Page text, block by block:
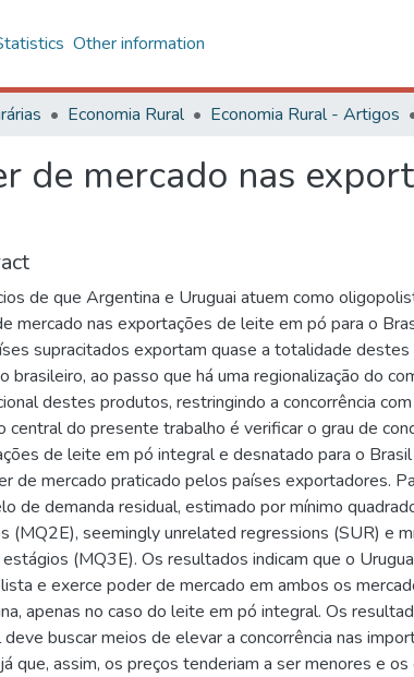
Other information
Economia Rural Economia Rural - Artigos
de mercado nas
de que Argentina e Uruguai atuem como
mercado nas exportações de leite em pó para o
supracitados exportam quase a totalidade destes
brasileiro, ao passo que há uma regionalização do
destes produtos, restringindo a concorrência
central do presente trabalho é verificar o grau de
de leite em pó integral e desnatado para o
de mercado praticado pelos países exportadores.
de demanda residual, estimado por mínimo
(MQ2E), seemingly unrelated regressions (SUR) e
(MQ3E). Os resultados indicam que o
e exerce poder de mercado em ambos os
apenas no caso do leite em pó integral. Os
buscar meios de elevar a concorrência nas
que, assim, os preços tenderiam a ser menores e